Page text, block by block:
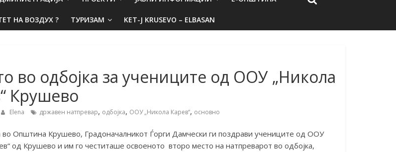
НА ВОЗДУХ ? ТУРИЗАМ KET-J KRUSEVO – ELBASAN
во одбојка за учениците од ООУ „Никола
Крушево
Elena државен натпревар, одбојка, ООУ „Никола Карев“, основно
во Општина Крушево, Градоначалникот Ѓорги Дамчески ги поздрави учениците од ООУ
од Крушево и им го честиташе освоеното второ место на натпреварот во одбојка,